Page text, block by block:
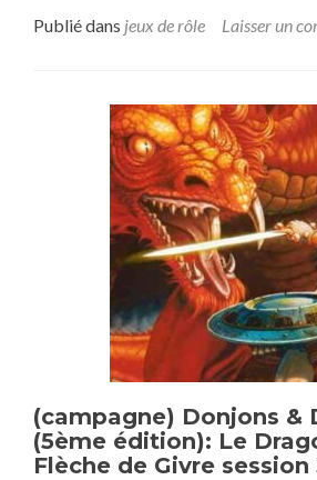
plus
Aventure
dans
le
vieux
monde
Publié dans jeux de rôle Laisser un
(campagne) Donjons &
(5ème édition): Le
Flèche de Givre session